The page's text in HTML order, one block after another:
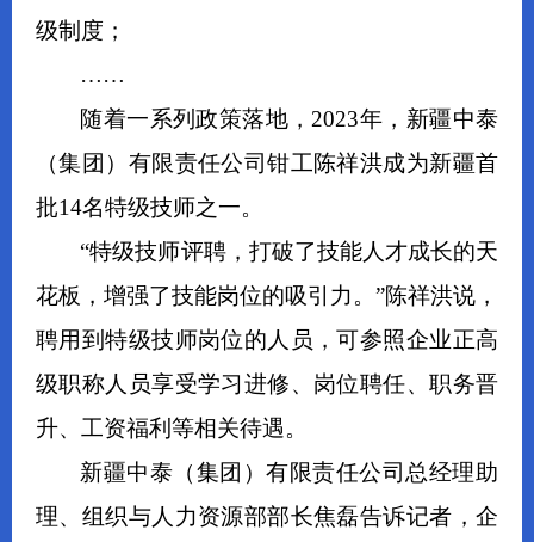
级制度；
……
随着一系列政策落地，2023年，新疆中泰
（集团）有限责任公司钳工陈祥洪成为新疆首
批14名特级技师之一。
“特级技师评聘，打破了技能人才成长的天
花板，增强了技能岗位的吸引力。”陈祥洪说，
聘用到特级技师岗位的人员，可参照企业正高
级职称人员享受学习进修、岗位聘任、职务晋
升、工资福利等相关待遇。
新疆中泰（集团）有限责任公司总经理助
理、组织与人力资源部部长焦磊告诉记者，企